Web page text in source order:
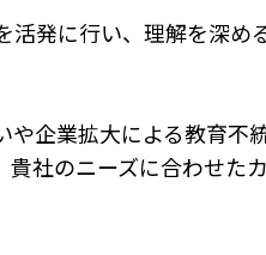
発に行い、理解を深め
企業拡大による教育不
社のニーズに合わせた